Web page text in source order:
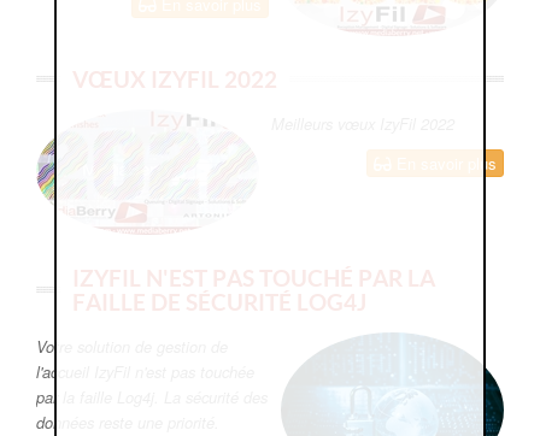
VŒUX IZYFIL 2022
En savoir plus
IZYFIL N'EST PAS TOUCHÉ PAR LA
FAILLE DE SÉCURITÉ LOG4J
Votre solution de gestion de
l'accueil IzyFil n'est pas touchée
par la faille Log4j. La sécurité des
données reste une priorité.